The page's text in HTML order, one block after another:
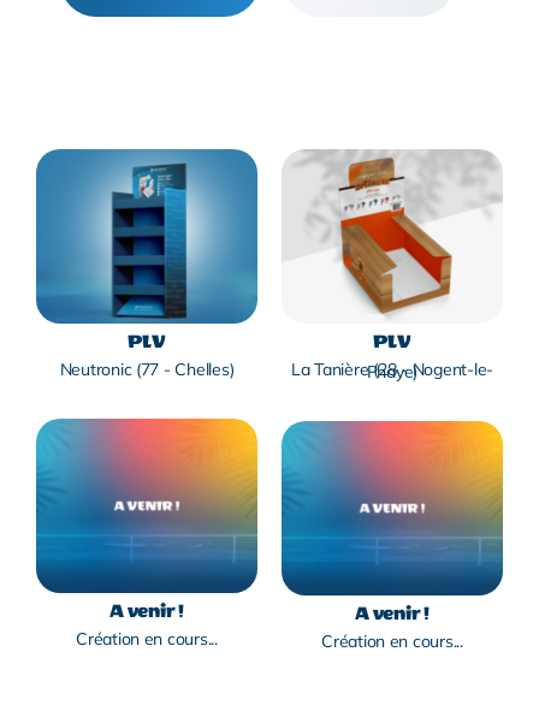
PLV
Neutronic (77 - Chelles)
PLV
La Tanière (28 - Nogent-le-Phaye)
A venir !
Création en cours...
A venir !
Création en cours...